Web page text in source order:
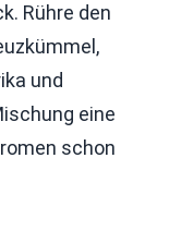
Rühre den
und
eine
schon